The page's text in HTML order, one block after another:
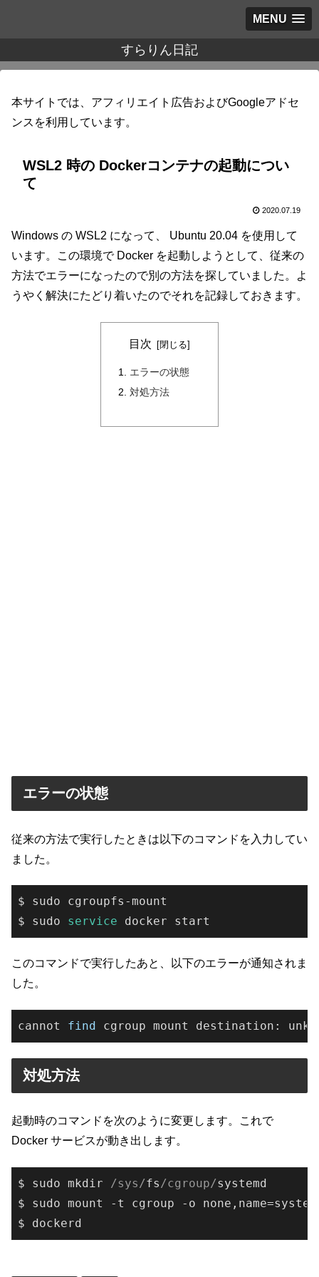
MENU
すらりん日記
本サイトでは、アフィリエイト広告およびGoogleアドセ
ンスを利用しています。
WSL2 時の Dockerコンテナの起動につい
て
2020.07.19
Windows の WSL2 になって、 Ubuntu 20.04 を使用して
います。この環境で Docker を起動しようとして、従来の
方法でエラーになったので別の方法を探していました。よ
うやく解決にたどり着いたのでそれを記録しておきます。
目次
エラーの状態
対処方法
エラーの状態
従来の方法で実行したときは以下のコマンドを入力してい
ました。
$ sudo cgroupfs-mount
$ sudo service docker start
このコマンドで実行したあと、以下のエラーが通知されま
した。
cannot find cgroup mount destination:
対処方法
起動時のコマンドを次のように変更します。これで
Docker サービスが動き出します。
$ sudo mkdir /sys/fs /cgroup/systemd
$ sudo mount -t cgroup -o
$ dockerd